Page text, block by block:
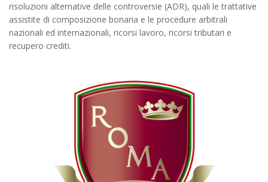
risoluzioni alternative delle controversie (ADR), quali le trattative
assistite di composizione bonaria e le procedure arbitrali
nazionali ed internazionali, ricorsi lavoro, ricorsi tributari e
recupero crediti.